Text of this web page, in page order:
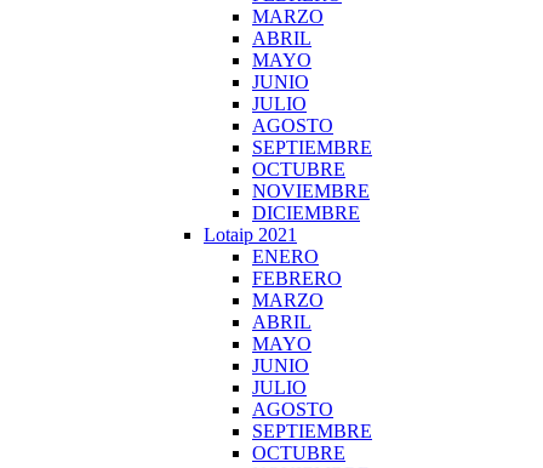
MARZO
ABRIL
MAYO
JUNIO
JULIO
AGOSTO
SEPTIEMBRE
OCTUBRE
NOVIEMBRE
DICIEMBRE
Lotaip 2021
ENERO
FEBRERO
MARZO
ABRIL
MAYO
JUNIO
JULIO
AGOSTO
SEPTIEMBRE
OCTUBRE